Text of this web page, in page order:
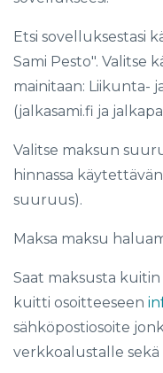
Etsi sovelluksestasi
Sami Pesto". Valitse
mainitaan: Liikunta-
(jalkasami.fi ja
Valitse maksun
hinnassa
suuruus).
Maksa maksu
Saat maksusta
kuitti osoitteeseen
sähköpostiosoite
verkkoalustalle